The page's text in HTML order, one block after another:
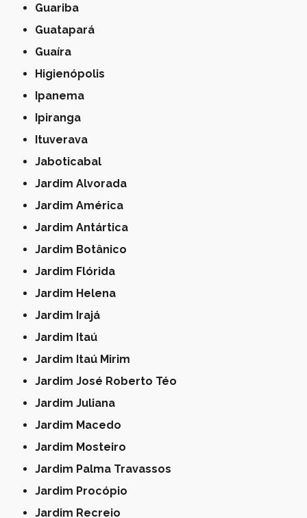
Guariba
Guatapará
Guaíra
Higienópolis
Ipanema
Ipiranga
Ituverava
Jaboticabal
Jardim Alvorada
Jardim América
Jardim Antártica
Jardim Botânico
Jardim Flórida
Jardim Helena
Jardim Irajá
Jardim Itaú
Jardim Itaú Mirim
Jardim José Roberto Téo
Jardim Juliana
Jardim Macedo
Jardim Mosteiro
Jardim Palma Travassos
Jardim Procópio
Jardim Recreio